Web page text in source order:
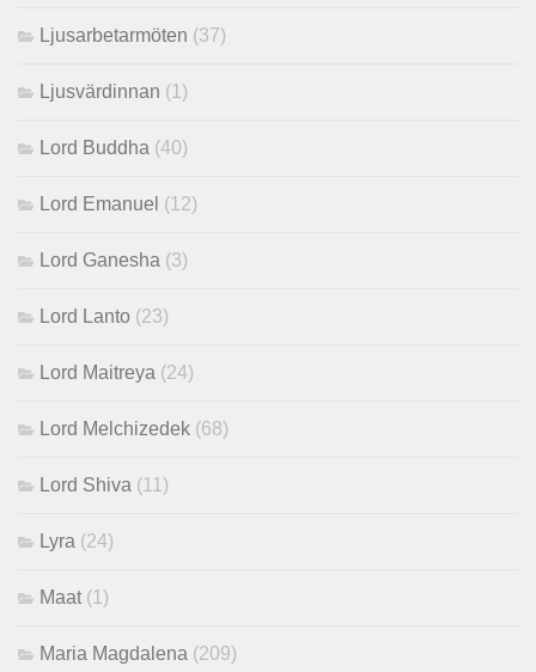
Ljusarbetarmöten (37)
Ljusvärdinnan (1)
Lord Buddha (40)
Lord Emanuel (12)
Lord Ganesha (3)
Lord Lanto (23)
Lord Maitreya (24)
Lord Melchizedek (68)
Lord Shiva (11)
Lyra (24)
Maat (1)
Maria Magdalena (209)